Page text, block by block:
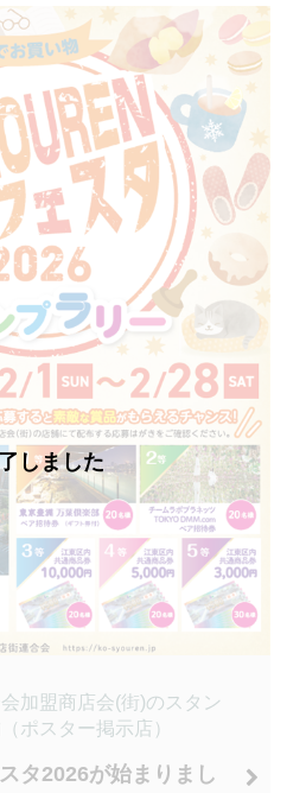
加盟商店会(街)のスタン
ポスター掲示店）
タ2026が始まりまし
しました